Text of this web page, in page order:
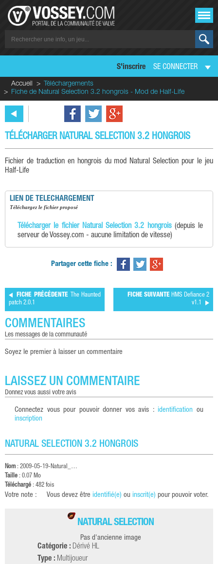
S'inscrire SE CONNECTER
Accueil
Téléchargements
Fiche de Natural Selection 3.2 hongrois - Mod de Half-Life
TÉLÉCHARGER NATURAL SELECTION 3.2 HONGROIS
Fichier de traduction en hongrois du mod Natural Selection pour le jeu
Half-Life
LIEN DE TELECHARGEMENT
téléchargez le fichier proposé
Télécharger le fichier Natural Selection 3.2 hongrois(depuis le
serveur de Vossey.com - aucune limitation de vitesse)
Partager cette fiche :
FICHE PRÉCÉDENTEThe Haunted
patch 2.0.1
FICHE SUIVANTE HMS Defiance 2
v1.1
COMMENTAIRES
les messages de la communauté
Soyez le premier à laisser un commentaire
LAISSEZ UN COMMENTAIRE
donnez vous aussi votre avis
Connectez vous pour pouvoir donner vos avis : identification ou
inscription
NATURAL SELECTION 3.2 HONGROIS
Nom : 2009-05-19-Natural_…
Taille : 0.07 Mo
Téléchargé : 482 fois
Votre note : Vous devez être identifié(e) ou inscrit(e) pour pouvoir voter.
NATURAL SELECTION
Pas d'ancienne image
Catégorie : Dérivé HL
Type : Multijoueur